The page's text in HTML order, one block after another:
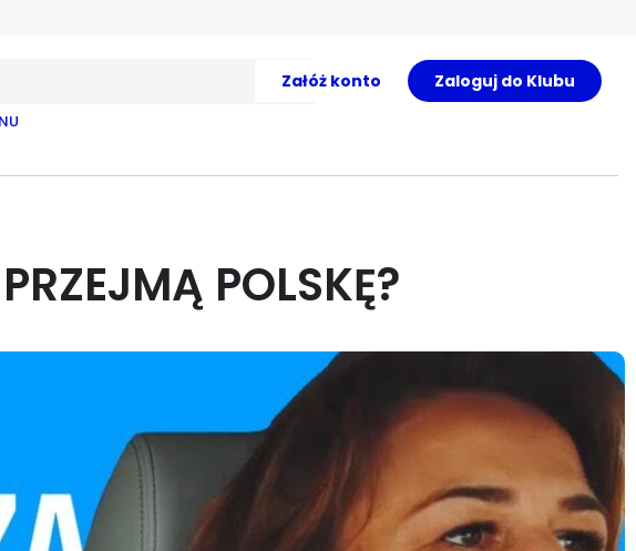
Załóż konto Zaloguj do Klubu
POLSKĘ?